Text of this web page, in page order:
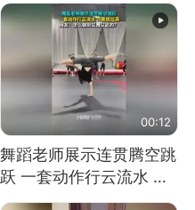
00:12
舞蹈老师展示连贯腾空跳
跃 一套动作行云流水 节
奏感拉满 网友：怎么做